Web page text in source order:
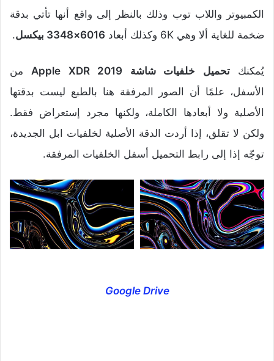
الكمبيوتر واللاب توب وذلك بالنظر إلى واقع أنها تأتي بدقة
ضخمة للغاية ألا وهي 6K وكذلك أبعاد
6016×3348 بيكسل .
يُمكنكتحميل خلفيات شاشة Apple XDR 2019
من
الأسفل، علمًا أن الصور المرفقة هنا بالطبع ليست بدقتها
الأصلية ولا أبعادها الكاملة، ولكنها مجرد إستعراض فقط.
ولكن لا تقلق، إذا أردت الدقة الأصلية لخلفيات ابل الجديدة،
توجّه إذا إلى رابط التحميل أسفل الخلفيات المرفقة.
Google Drive